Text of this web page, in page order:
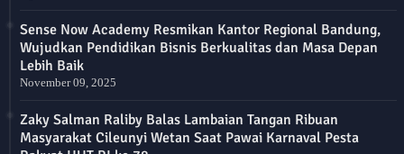
Sense Now Academy Resmikan Kantor Regional Bandung,
Wujudkan Pendidikan Bisnis Berkualitas dan Masa Depan
Lebih Baik
November 09, 2025
Zaky Salman Raliby Balas Lambaian Tangan Ribuan
Masyarakat Cileunyi Wetan Saat Pawai Karnaval Pesta